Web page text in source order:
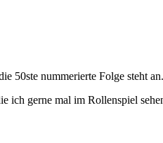
50ste nummerierte Folge steht an.
gerne mal im Rollenspiel